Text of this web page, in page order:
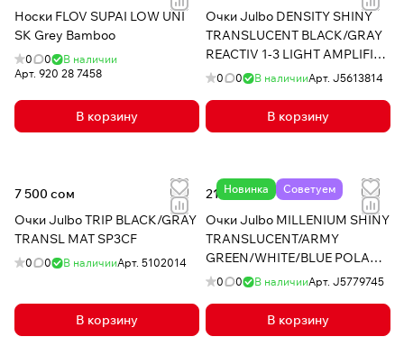
Носки FLOV SUPAI LOW UNI
SK Grey Bamboo
0 0
В наличии
Арт. 920 28 7458
В корзину
Очки Julbo DENSITY SHINY
TRANSLUCENT BLACK/GRAY
REACTIV 1-3 LIGHT AMPLIFIER
GOLD PINK
0 0 В наличииАрт. J5613814
В корзину
7 500 сом
Очки Julbo TRIP BLACK/GRAY
TRANSL MAT SP3CF
0 0 В наличииАрт. 5102014
В корзину
Новинка Советуем
21 600 сом
Очки Julbo MILLENIUM SHINY
TRANSLUCENT/ARMY
GREEN/WHITE/BLUE POLAR 3
HD
0 0 В наличииАрт. J5779745
В корзину